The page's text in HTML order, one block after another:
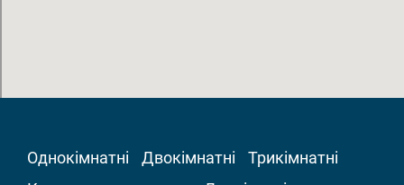
Однокімнатні Двокімнатні
Трикімнатні